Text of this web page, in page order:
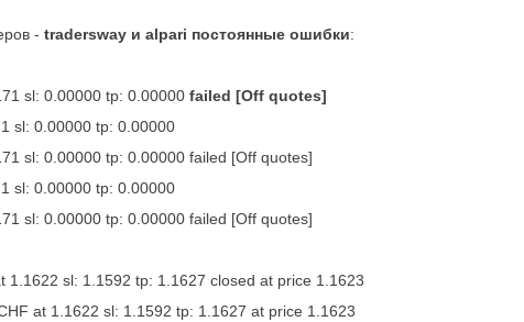
- tradersway и alpari постоянные ошибки:
sl: 0.00000 tp: 0.00000 failed [Off quotes]
sl: 0.00000 tp: 0.00000
sl: 0.00000 tp: 0.00000 failed [Off quotes]
sl: 0.00000 tp: 0.00000
sl: 0.00000 tp: 0.00000 failed [Off quotes]
sl: 1.1592 tp: 1.1627 closed at price 1.1623
at 1.1622 sl: 1.1592 tp: 1.1627 at price 1.1623